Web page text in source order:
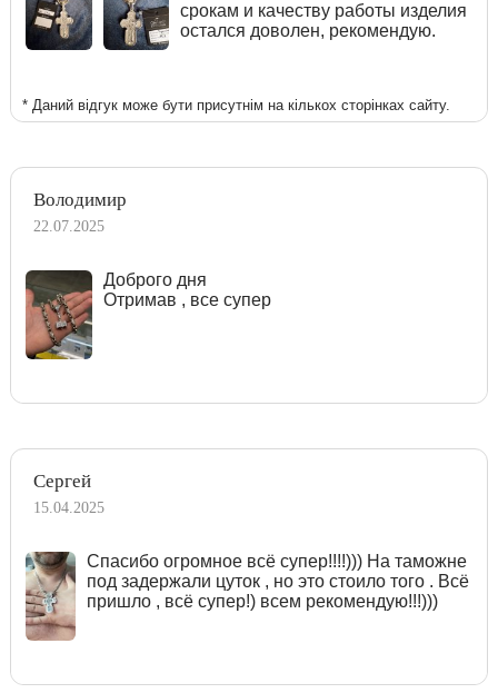
срокам и качеству работы изделия
остался доволен, рекомендую.
* Даний відгук може бути присутнім на кількох сторінках сайту.
Володимир
22.07.2025
Доброго дня
Отримав , все супер
Сергей
15.04.2025
Спасибо огромное всё супер!!!!))) На таможне
под задержали цуток , но это стоило того . Всё
пришло , всё супер!) всем рекомендую!!!)))